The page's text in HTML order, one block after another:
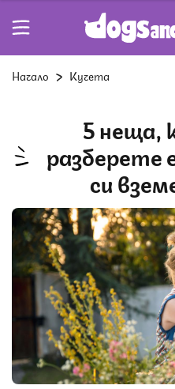
Начало Кучета
5 неща, които ще
разберете
си